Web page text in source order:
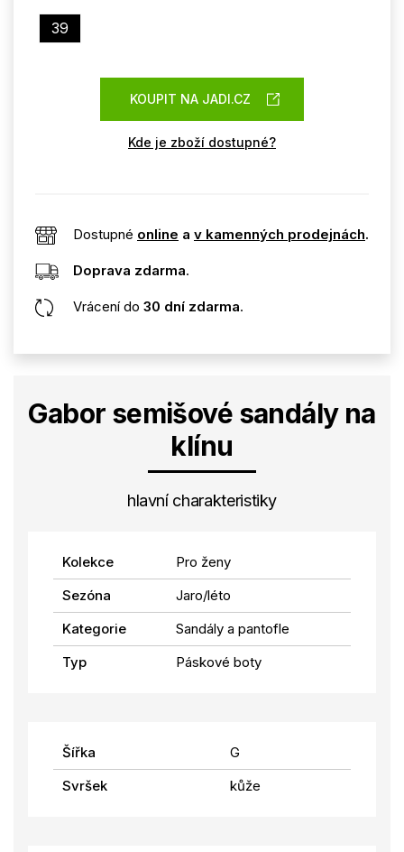
39
KOUPIT NA JADI.CZ
Kde je zboží dostupné?
Dostupné online a v kamenných prodejnách.
Doprava zdarma.
Vrácení do 30 dní zdarma.
Gabor semišové sandály na
klínu
hlavní charakteristiky
Kolekce
Pro ženy
Sezóna
Jaro/léto
Kategorie
Sandály a pantofle
Typ
Páskové boty
Šířka
G
Svršek
kůže